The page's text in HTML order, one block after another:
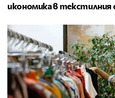
икономика в текстилния